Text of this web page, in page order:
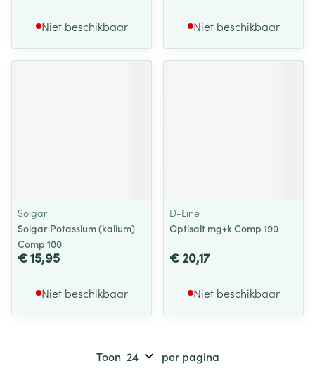
Niet beschikbaar Niet beschikbaar
Solgar
Solgar Potassium (kalium)
Comp 100
€ 15,95
Niet beschikbaar
D-Line
Optisalt mg+k Comp 190
€ 20,17
Niet beschikbaar
Toon per pagina